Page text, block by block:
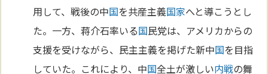
用して、戦後の中国を共産主義国家へと導こうとし
た。一方、蒋介石率いる国民党は、アメリカからの
支援を受けながら、民主主義を掲げた新中国を目指
していた。これにより、中国全土が激しい内戦の舞